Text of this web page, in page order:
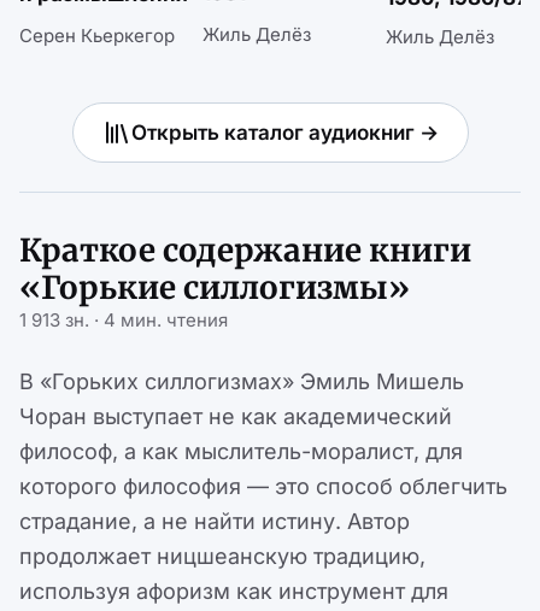
Серен Кьеркегор Жиль Делёз Жиль Делёз
Открыть каталог аудиокниг →
Краткое содержание книги
«Горькие силлогизмы»
1 913 зн. · 4 мин. чтения
В «Горьких силлогизмах» Эмиль Мишель
Чоран выступает не как академический
философ, а как мыслитель-моралист, для
которого философия — это способ облегчить
страдание, а не найти истину. Автор
продолжает ницшеанскую традицию,
используя афоризм как инструмент для